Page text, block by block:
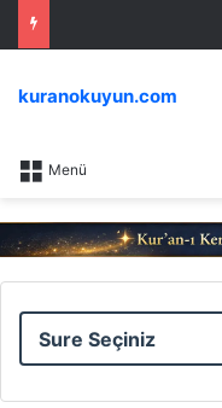
Menü
kuranokuyun.com
Sure
Ayet